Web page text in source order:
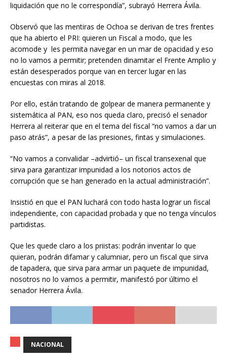
liquidación que no le correspondía”, subrayó Herrera Ávila.
Observó que las mentiras de Ochoa se derivan de tres frentes
que ha abierto el PRI: quieren un Fiscal a modo, que les
acomode y les permita navegar en un mar de opacidad y eso
no lo vamos a permitir; pretenden dinamitar el Frente Amplio y
están desesperados porque van en tercer lugar en las
encuestas con miras al 2018.
Por ello, están tratando de golpear de manera permanente y
sistemática al PAN, eso nos queda claro, precisó el senador
Herrera al reiterar que en el tema del fiscal “no vamos a dar un
paso atrás”, a pesar de las presiones, fintas y simulaciones.
“No vamos a convalidar –advirtió– un fiscal transexenal que
sirva para garantizar impunidad a los notorios actos de
corrupción que se han generado en la actual administración”.
Insistió en que el PAN luchará con todo hasta lograr un fiscal
independiente, con capacidad probada y que no tenga vínculos
partidistas.
Que les quede claro a los priistas: podrán inventar lo que
quieran, podrán difamar y calumniar, pero un fiscal que sirva
de tapadera, que sirva para armar un paquete de impunidad,
nosotros no lo vamos a permitir, manifestó por último el
senador Herrera Ávila.
NACIONAL